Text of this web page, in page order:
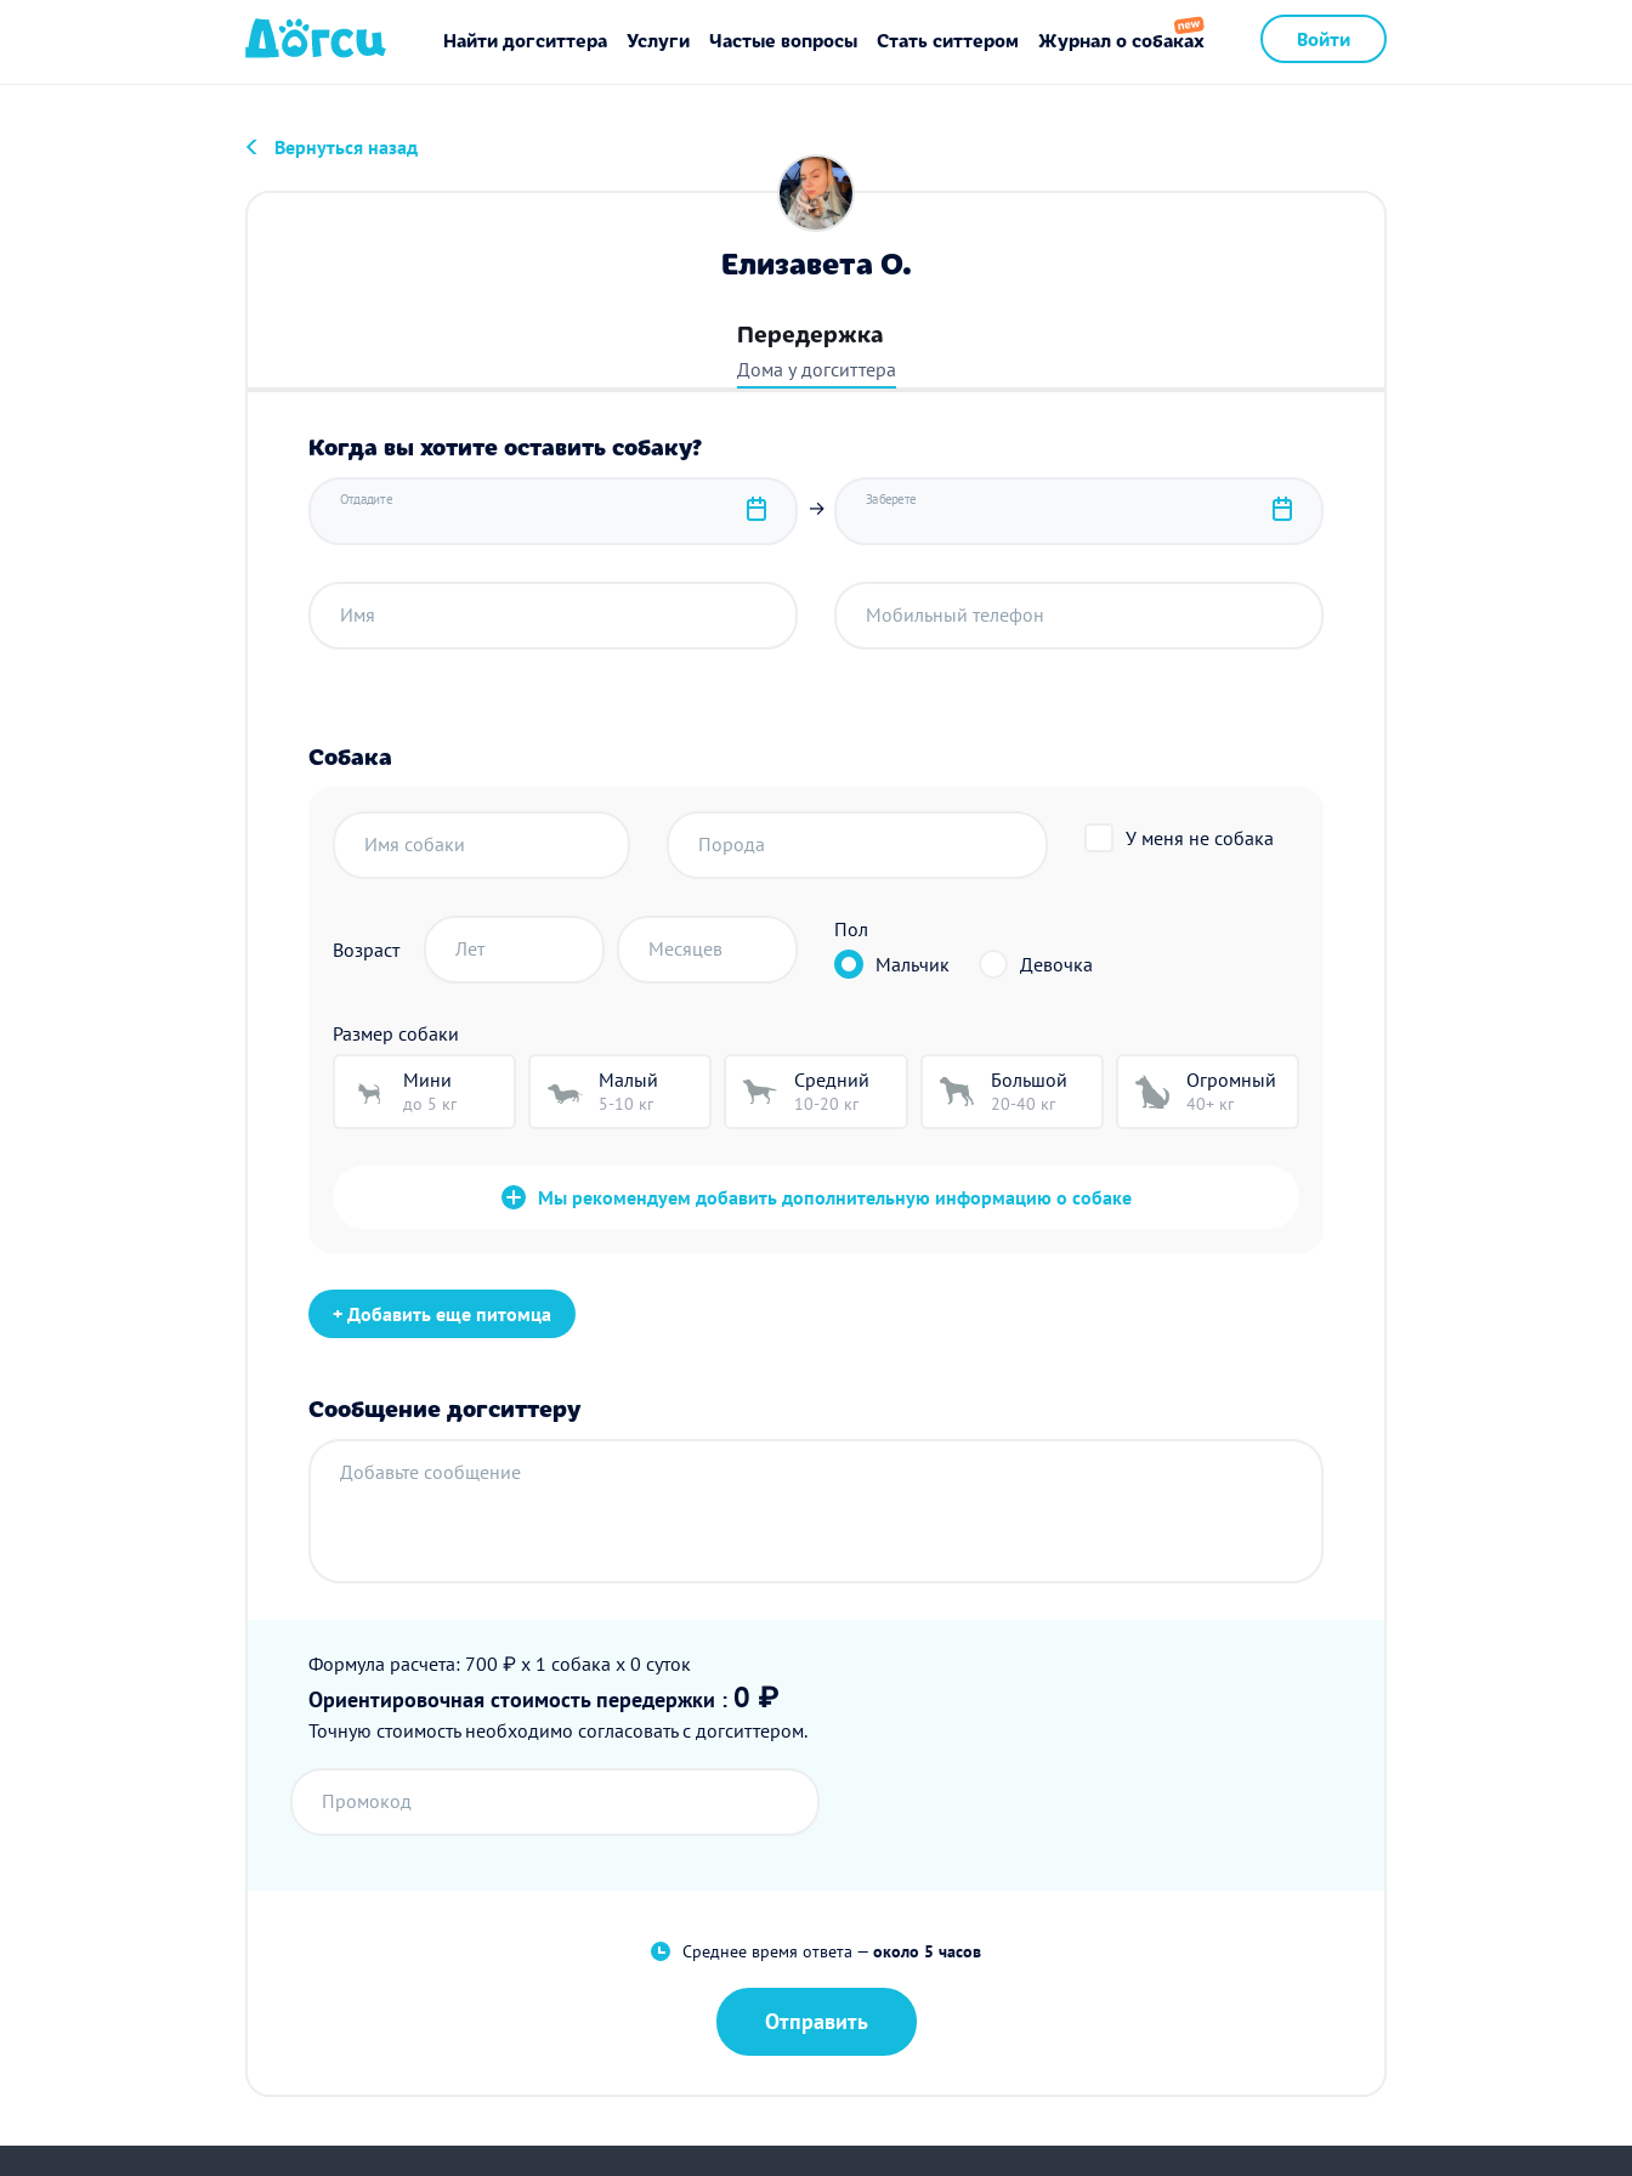
Войти
Найти догситтера Услуги Частые вопросы Стать ситтером Журнал о собаках
Вернуться назад
Елизавета О.
Передержка
Дома у догситтера
Когда вы хотите оставить собаку?
Отдадите Заберете
Имя Мобильный телефон
Собака
Имя собаки Порода У меня не собака
Возраст Лет Месяцев
Пол
Мальчик
Девочка
Размер собаки
Мини
до 5 кг
Малый
5-10 кг
Средний
10-20 кг
Большой
20-40 кг
Огромный
40+ кг
Мы рекомендуем добавить дополнительную информацию о собаке
+ Добавить еще питомца
Сообщение догситтеру
Добавьте сообщение
Формула расчета: 700 ₽ x 1 собака x 0 суток
Ориентировочная стоимость передержки : 0 ₽
Точную стоимость необходимо согласовать с догситтером.
Промокод
Среднее время ответа — около 5 часов
Отправить